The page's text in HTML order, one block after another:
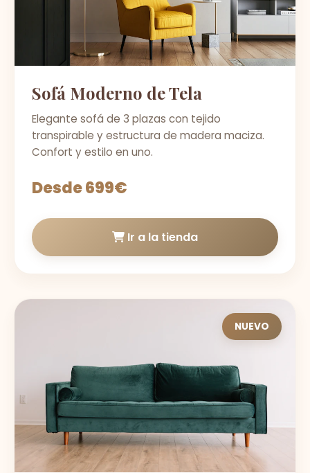
Sofá Moderno de Tela
Elegante sofá de 3 plazas con tejido
transpirable y estructura de madera maciza.
Confort y estilo en uno.
Desde 699€
Ir a la tienda
NUEVO